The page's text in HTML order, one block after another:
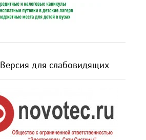
Версия для слабовидящих